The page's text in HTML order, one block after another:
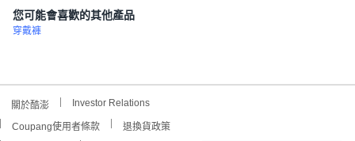
您可能會喜歡的其他產品
穿戴褲
關於酷澎 Investor Relations
Coupang使用者條款
退換貨政策